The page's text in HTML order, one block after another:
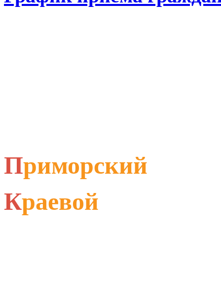
Приморский
Краевой